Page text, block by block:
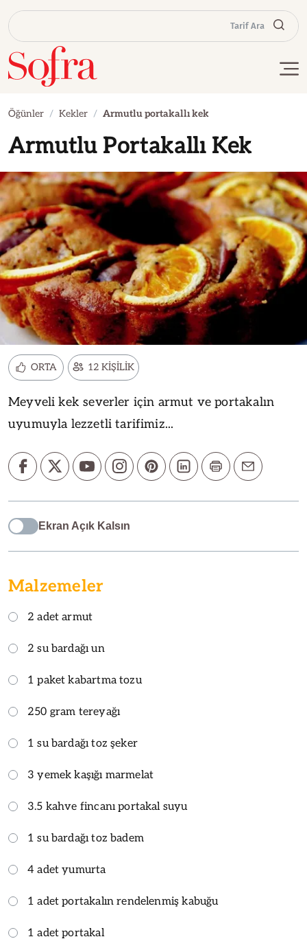
Tarif Ara
Öğünler Kekler Armutlu portakallı kek
Armutlu Portakallı Kek
ORTA 12 KİŞİLİK
Meyveli kek severler için armut ve portakalın
uyumuyla lezzetli tarifimiz...
Ekran Açık Kalsın
Malzemeler
2 adet armut
2 su bardağı un
1 paket kabartma tozu
250 gram tereyağı
1 su bardağı toz şeker
3 yemek kaşığı marmelat
3.5 kahve fincanı portakal suyu
1 su bardağı toz badem
4 adet yumurta
1 adet portakalın rendelenmiş kabuğu
1 adet portakal